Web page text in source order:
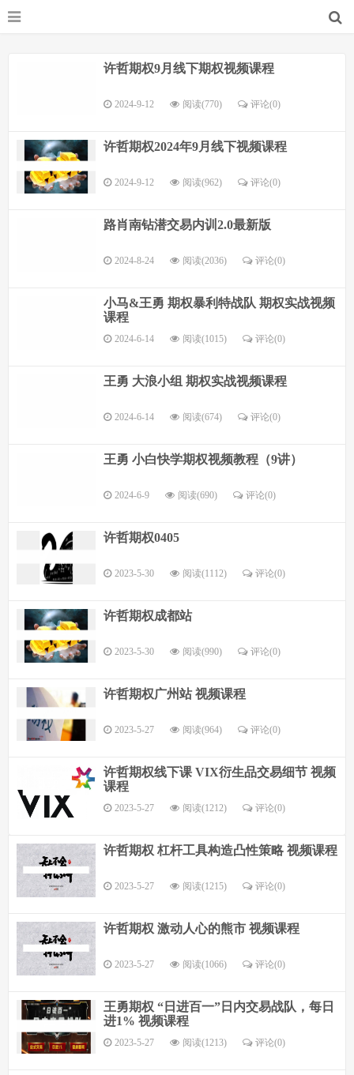
许哲期权9月线下期权视频课程
2024-9-12 阅读(770) 评论(0)
许哲期权2024年9月线下视频课程
2024-9-12 阅读(962) 评论(0)
路肖南钻潜交易内训2.0最新版
2024-8-24 阅读(2036) 评论(0)
小马&王勇 期权暴利特战队 期权实战视频
课程
2024-6-14 阅读(1015) 评论(0)
王勇 大浪小组 期权实战视频课程
2024-6-14 阅读(674) 评论(0)
王勇 小白快学期权视频教程（9讲）
2024-6-9 阅读(690) 评论(0)
许哲期权0405
2023-5-30 阅读(1112) 评论(0)
许哲期权成都站
2023-5-30 阅读(990) 评论(0)
许哲期权广州站 视频课程
2023-5-27 阅读(964) 评论(0)
许哲期权线下课 VIX衍生品交易细节 视频
课程
2023-5-27 阅读(1212) 评论(0)
许哲期权 杠杆工具构造凸性策略 视频课程
2023-5-27 阅读(1215) 评论(0)
许哲期权 激动人心的熊市 视频课程
2023-5-27 阅读(1066) 评论(0)
王勇期权 “日进百一”日内交易战队，每日
进1% 视频课程
2023-5-27 阅读(1213) 评论(0)